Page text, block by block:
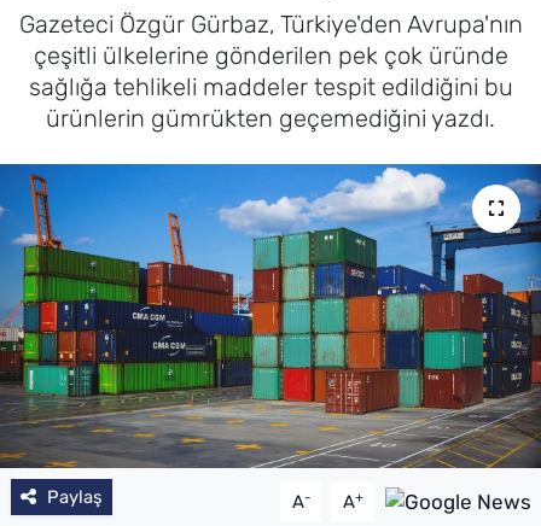
Gazeteci Özgür Gürbaz, Türkiye'den Avrupa'nın
çeşitli ülkelerine gönderilen pek çok üründe
sağlığa tehlikeli maddeler tespit edildiğini bu
ürünlerin gümrükten geçemediğini yazdı.
Paylaş A- A+